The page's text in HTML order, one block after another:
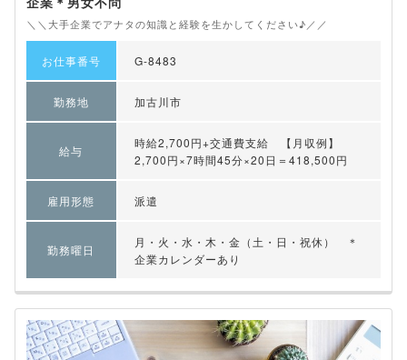
＼＼大手企業でアナタの知識と経験を生かしてください♪／／
お仕事番号 G-8483
勤務地 加古川市
給与
時給2,700円+交通費支給 【月収例】
2,700円×7時間45分×20日＝418,500円
雇用形態 派遣
勤務曜日
月・火・水・木・金（土・日・祝休） ＊
企業カレンダーあり